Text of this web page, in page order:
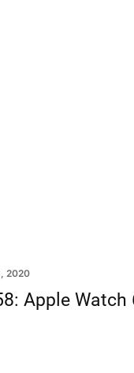
2020
Apple